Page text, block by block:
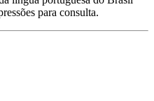
para consulta.